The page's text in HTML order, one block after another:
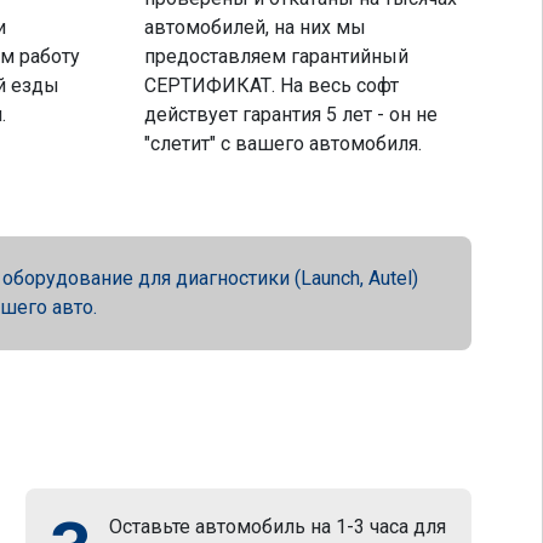
работу
езды
автомобилей, на них мы
предоставляем гарантийный
СЕРТИФИКАТ. На весь софт
действует гарантия 5 лет - он не
"слетит" с вашего автомобиля.
для диагностики (Launch, Autel)
авто.
Оставьте автомобиль на 1-3 часа для